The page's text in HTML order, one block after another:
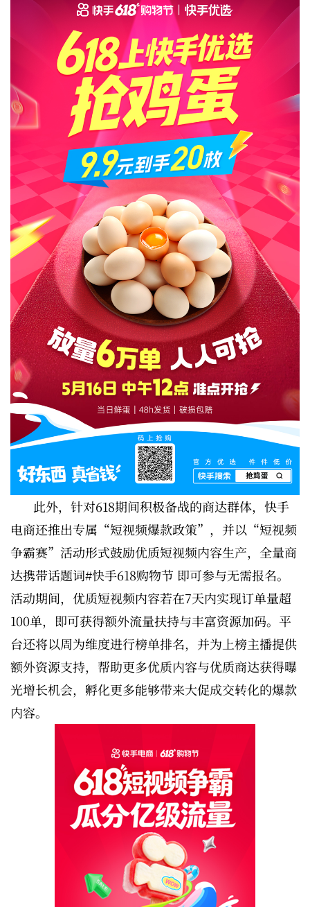
此外，针对618期间积极备战的商达群体，快手
电商还推出专属“短视频爆款政策”，并以“短视频
争霸赛”活动形式鼓励优质短视频内容生产，全量商
达携带话题词#快手618购物节 即可参与无需报名。
活动期间，优质短视频内容若在7天内实现订单量超
100单，即可获得额外流量扶持与丰富资源加码。平
台还将以周为维度进行榜单排名，并为上榜主播提供
额外资源支持，帮助更多优质内容与优质商达获得曝
光增长机会，孵化更多能够带来大促成交转化的爆款
内容。